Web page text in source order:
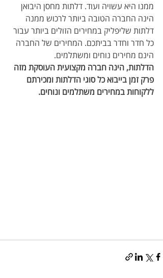
ממנו היא עשויה ועוד. דלתות מחסן היבואן
הינה החברה הטובה ביותר לרכוש ממנה
דלתות שליפליק במחירים הזולים ביותר עבור
כל חדר וחדר בביתכם. המחירים של החברה
הינם מחירים נוחים ומשתלמים.
הדלתות, הינה חברה מקצועית העוסקת מזה
פרק זמן בייבוא כל סוגי הדלתות ומכירתם
ללקוחות במחירים משתלמים ונוחים.